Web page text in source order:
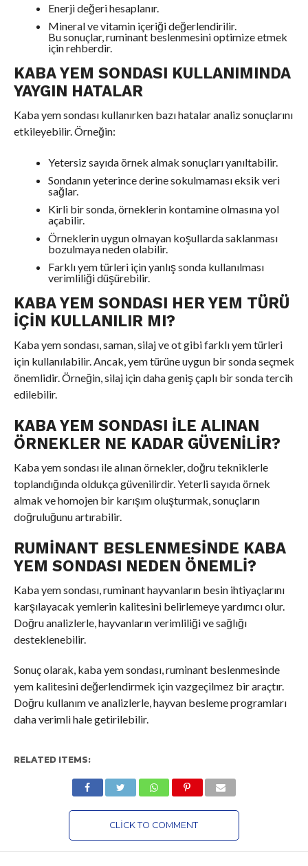
Enerji değeri hesaplanır.
Mineral ve vitamin içeriği değerlendirilir.
Bu sonuçlar, ruminant beslenmesini optimize etmek
için rehberdir.
KABA YEM SONDASI KULLANIMINDA
YAYGIN HATALAR
Kaba yem sondası kullanırken bazı hatalar analiz sonuçlarını
etkileyebilir. Örneğin:
Yetersiz sayıda örnek almak sonuçları yanıltabilir.
Sondanın yeterince derine sokulmaması eksik veri
sağlar.
Kirli bir sonda, örneklerin kontamine olmasına yol
açabilir.
Örneklerin uygun olmayan koşullarda saklanması
bozulmaya neden olabilir.
Farklı yem türleri için yanlış sonda kullanılması
verimliliği düşürebilir.
KABA YEM SONDASI HER YEM TÜRÜ
İÇIN KULLANILIR MI?
Kaba yem sondası, saman, silaj ve ot gibi farklı yem türleri
için kullanılabilir. Ancak, yem türüne uygun bir sonda seçmek
önemlidir. Örneğin, silaj için daha geniş çaplı bir sonda tercih
edilebilir.
KABA YEM SONDASI ILE ALINAN
ÖRNEKLER NE KADAR GÜVENILIR?
Kaba yem sondası ile alınan örnekler, doğru tekniklerle
toplandığında oldukça güvenilirdir. Yeterli sayıda örnek
almak ve homojen bir karışım oluşturmak, sonuçların
doğruluğunu artırabilir.
RUMINANT BESLENMESINDE KABA
YEM SONDASI NEDEN ÖNEMLI?
Kaba yem sondası, ruminant hayvanların besin ihtiyaçlarını
karşılayacak yemlerin kalitesini belirlemeye yardımcı olur.
Doğru analizlerle, hayvanların verimliliği ve sağlığı
desteklenebilir.
Sonuç olarak, kaba yem sondası, ruminant beslenmesinde
yem kalitesini değerlendirmek için vazgeçilmez bir araçtır.
Doğru kullanım ve analizlerle, hayvan besleme programları
daha verimli hale getirilebilir.
RELATED ITEMS:
CLICK TO COMMENT